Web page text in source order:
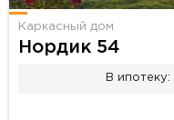
Каркасный дом
Нордик 54
В ипотеку: